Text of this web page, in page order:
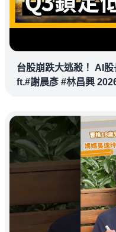
台股崩跌大逃殺！ AI
ft.#謝晨彥 #林昌興